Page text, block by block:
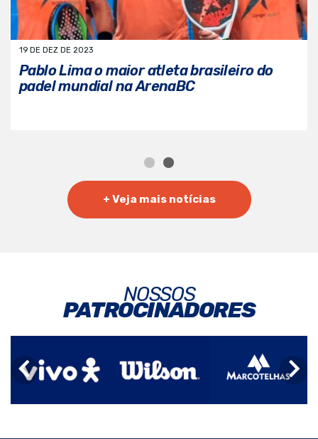
19 DE DEZ DE 2023
Pablo Lima o maior atleta brasileiro do
padel mundial na ArenaBC
+ Veja mais notícias
NOSSOS
PATROCINADORES